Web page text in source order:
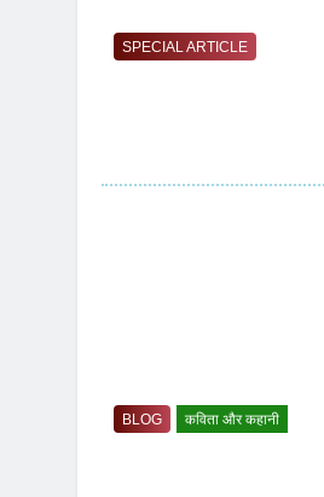
SPECIAL ARTICLE
BLOG कविता और कहानी